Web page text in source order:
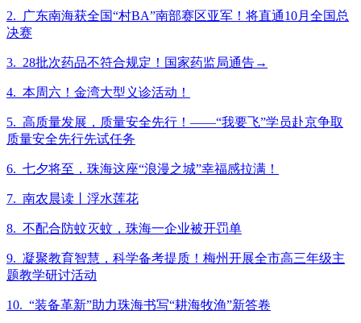
2. 广东南海获全国“村BA”南部赛区亚军！将直通10月全国总
决赛
3. 28批次药品不符合规定！国家药监局通告→
4. 本周六！金湾大型义诊活动！
5. 高质量发展，质量安全先行！——“我要飞”学员赴京争取
质量安全先行先试任务
6. 七夕将至，珠海这座“浪漫之城”幸福感拉满！
7. 南农晨读丨浮水莲花
8. 不配合防蚊灭蚊，珠海一企业被开罚单
9. 凝聚教育智慧，科学备考提质！梅州开展全市高三年级主
题教学研讨活动
10. “装备革新”助力珠海书写“耕海牧渔”新答卷